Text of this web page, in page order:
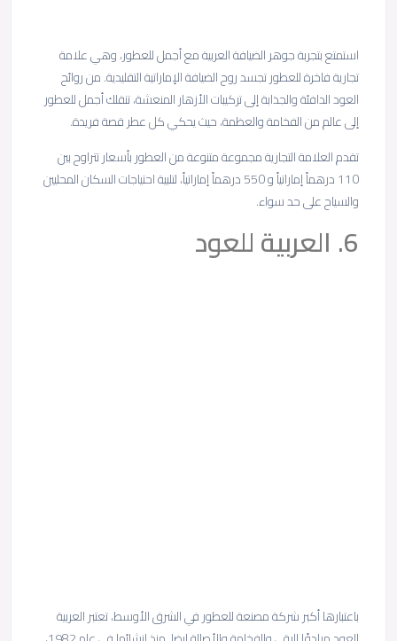
استمتع بتجربة جوهر الضيافة العربية مع أجمل للعطور، وهي علامة
تجارية فاخرة للعطور تجسد روح الضيافة الإماراتية التقليدية. من روائح
العود الدافئة والجذابة إلى تركيبات الأزهار المنعشة، تنقلك أجمل للعطور
إلى عالم من الفخامة والعظمة، حيث يحكي كل عطر قصة فريدة.
تقدم العلامة التجارية مجموعة متنوعة من العطور بأسعار تتراوح بين
110 درهماً إماراتياً و 550 درهماً إماراتياً، لتلبية احتياجات السكان المحليين
والسياح على حد سواء.
6. العربية للعود
باعتبارها أكبر شركة مصنعة للعطور في الشرق الأوسط، تعتبر العربية